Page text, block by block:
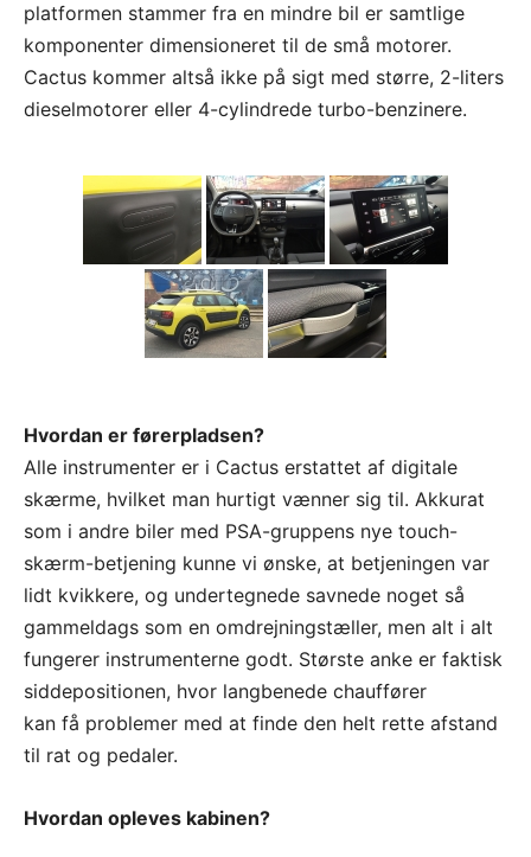
platformen stammer fra en mindre bil er samtlige
komponenter dimensioneret til de små motorer.
Cactus kommer altså ikke på sigt med større, 2-liters
dieselmotorer eller 4-cylindrede turbo-benzinere.
Hvordan er førerpladsen?
Alle instrumenter er i Cactus erstattet af digitale
skærme, hvilket man hurtigt vænner sig til. Akkurat
som i andre biler med PSA-gruppens nye touch-
skærm-betjening kunne vi ønske, at betjeningen var
lidt kvikkere, og undertegnede savnede noget så
gammeldags som en omdrejningstæller, men alt i alt
fungerer instrumenterne godt. Største anke er faktisk
siddepositionen, hvor langbenede chauffører
kan få problemer med at finde den helt rette afstand
til rat og pedaler.
Hvordan opleves kabinen?